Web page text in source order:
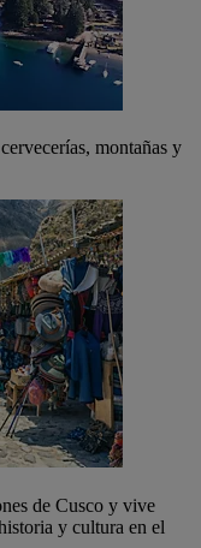
montañas y
de Cusco y vive
y cultura en el